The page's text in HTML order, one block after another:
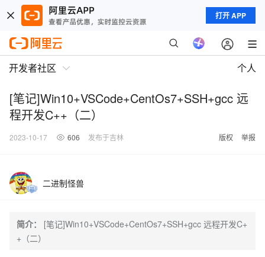
打开 APP
开发者社区 个人
[笔记]Win10+VSCode+CentOs7+SSH+gcc 远
程开发C++（二）
2023-10-17 606 发布于吉林 版权 举报
二进制怪兽
简介：
[笔记]Win10+VSCode+CentOs7+SSH+gcc 远程开发C+
+（二）